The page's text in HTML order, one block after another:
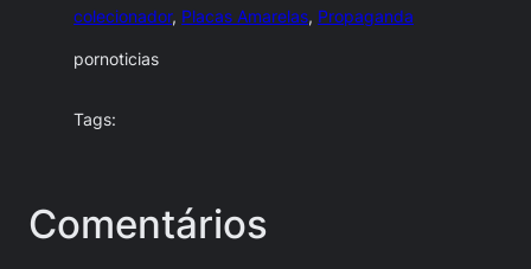
colecionador, Placas Amarelas, Propaganda
pornoticias
Tags:
Comentários